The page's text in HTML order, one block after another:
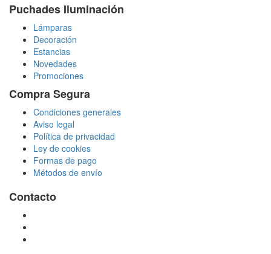
Puchades Iluminación
Lámparas
Decoración
Estancias
Novedades
Promociones
Compra Segura
Condiciones generales
Aviso legal
Política de privacidad
Ley de cookies
Formas de pago
Métodos de envío
Contacto